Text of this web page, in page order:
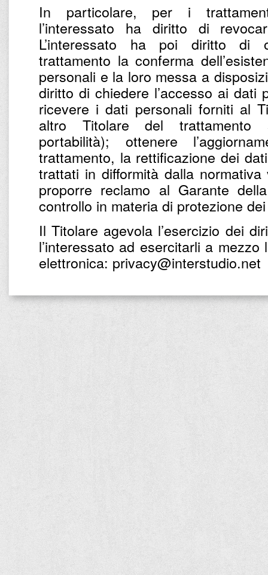
In particolare, per i
l’interessato ha diritto di
L’interessato ha poi diritto di
trattamento la conferma
personali e la loro messa a
diritto di chiedere l’accesso ai dati
ricevere i dati personali forniti al
altro Titolare del trattamento
portabilità); ottenere
trattamento, la rettificazione dei
trattati in difformità dalla
proporre reclamo al Garante
controllo in materia di protezione
Il Titolare agevola l’esercizio dei
l’interessato ad esercitarli a
elettronica: privacy@interstudio.net